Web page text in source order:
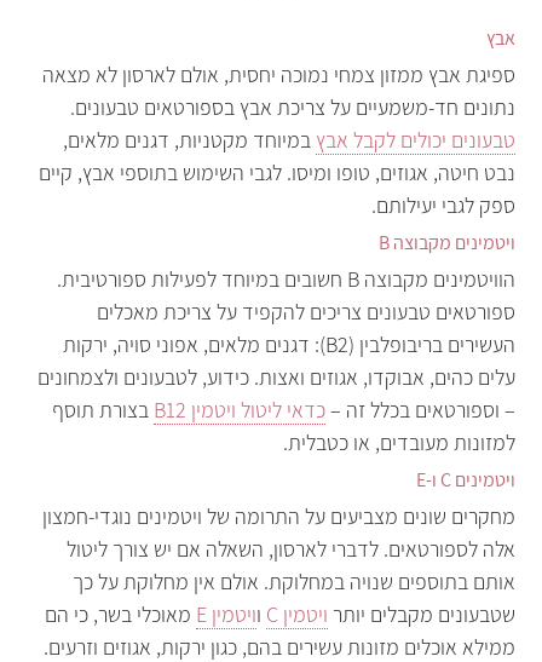
אבץ
ספיגת אבץ ממזון צמחי נמוכה יחסית, אולם לארסון לא מצאה
נתונים חד-משמעיים על צריכת אבץ בספורטאים טבעונים.
טבעונים יכולים לקבל אבץ במיוחד מקטניות, דגנים מלאים,
נבט חיטה, אגוזים, טופו ומיסו. לגבי השימוש בתוספי אבץ, קיים
ספק לגבי יעילותם.
ויטמינים מקבוצה B
הוויטמינים מקבוצה B חשובים במיוחד לפעילות ספורטיבית.
ספורטאים טבעונים צריכים להקפיד על צריכת מאכלים
העשירים בריבופלבין (B2): דגנים מלאים, אפוני סויה, ירקות
עלים כהים, אבוקדו, אגוזים ואצות. כידוע, לטבעונים ולצמחונים
– וספורטאים בכלל זה –כדאי ליטול ויטמין B12
בצורת תוסף
למזונות מעובדים, או כטבלית.
ויטמינים C ו-E
מחקרים שונים מצביעים על התרומה של ויטמינים נוגדי-חמצון
אלה לספורטאים. לדברי לארסון, השאלה אם יש צורך ליטול
אותם בתוספים שנויה במחלוקת. אולם אין מחלוקת על כך
שטבעונים מקבלים יותר ויטמין C וויטמין E מאוכלי בשר, כי הם
ממילא אוכלים מזונות עשירים בהם, כגון ירקות, אגוזים וזרעים.